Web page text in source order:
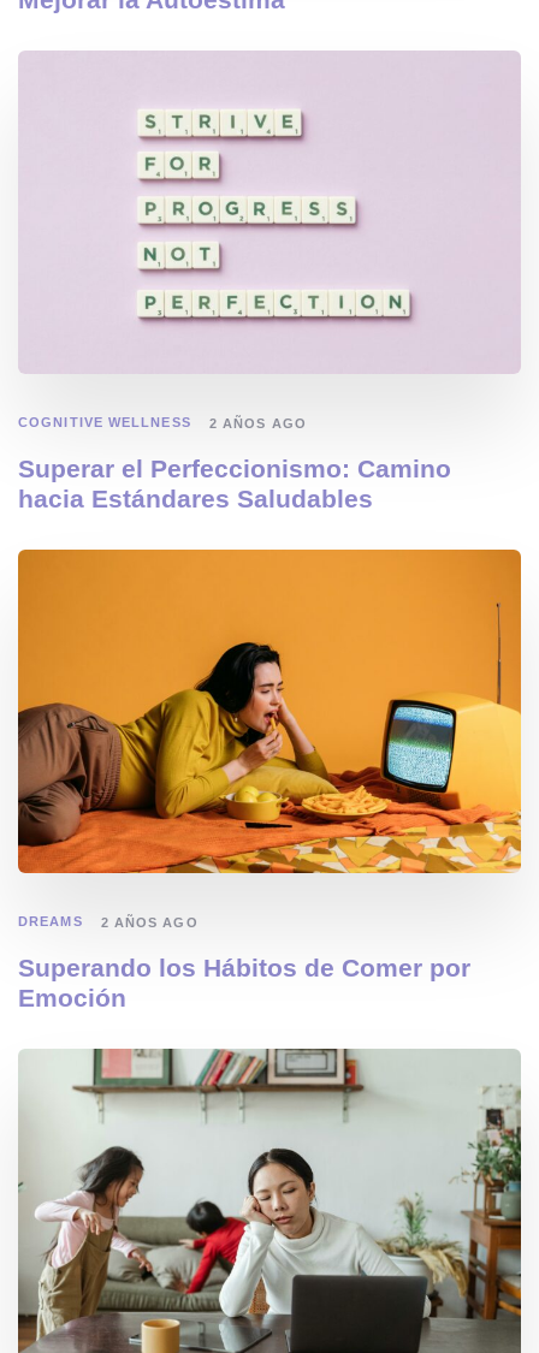
COGNITIVE WELLNESS 2 AÑOS AGO
Superar el Perfeccionismo: Camino
hacia Estándares Saludables
DREAMS 2 AÑOS AGO
Superando los Hábitos de Comer por
Emoción